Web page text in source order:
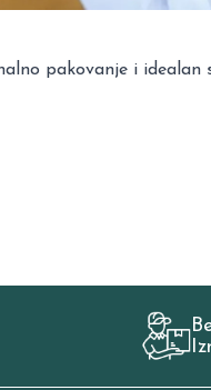
pakovanje i idealan